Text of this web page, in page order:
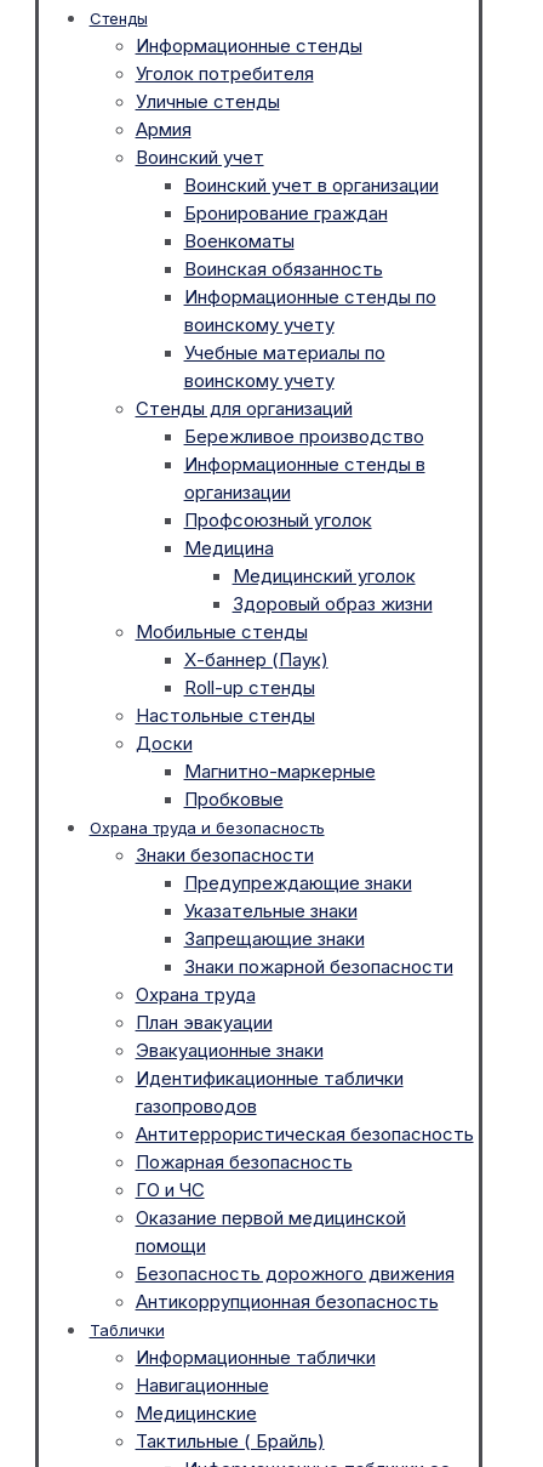
Стенды
Информационные стенды
Уголок потребителя
Уличные стенды
Армия
Воинский учет
Воинский учет в организации
Бронирование граждан
Военкоматы
Воинская обязанность
Информационные стенды по
воинскому учету
Учебные материалы по
воинскому учету
Стенды для организаций
Бережливое производство
Информационные стенды в
организации
Профсоюзный уголок
Медицина
Медицинский уголок
Здоровый образ жизни
Мобильные стенды
Х-баннер (Паук)
Roll-up стенды
Настольные стенды
Доски
Магнитно-маркерные
Пробковые
Охрана труда и безопасность
Знаки безопасности
Предупреждающие знаки
Указательные знаки
Запрещающие знаки
Знаки пожарной безопасности
Охрана труда
План эвакуации
Эвакуационные знаки
Идентификационные таблички
газопроводов
Антитеррористическая безопасность
Пожарная безопасность
ГО и ЧС
Оказание первой медицинской
помощи
Безопасность дорожного движения
Антикоррупционная безопасность
Таблички
Информационные таблички
Навигационные
Медицинские
Тактильные ( Брайль)